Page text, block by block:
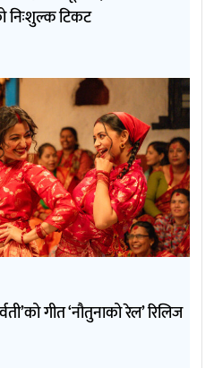
टिकट
गीत ‘नौतुनाको रेल’ रिलिज